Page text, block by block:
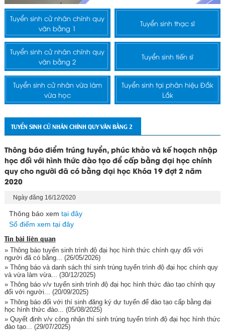
Tuyển sinh cử nhân chính quy
văn bằng 1
Tuyển sinh thạc sĩ
Tuyển sinh cử nhân chính quy
văn bằng 2
Tuyển sinh tiến sĩ
Tuyển sinh cử nhân vừa làm
vừa học
Tuyển sinh tại phân hiệu Đắk
Lắk
TUYỂN SINH CỬ NHÂN CHÍNH QUY VĂN BẰNG 2
Thông báo điểm trúng tuyển, phúc khảo và kế hoạch nhập
học đối với hình thức đào tạo để cấp bằng đại học chính
quy cho người đã có bằng đại học Khóa 19 đợt 2 năm
2020
Ngày đăng 16/12/2020
Thông báo xem tại đây
Sổ điểm xem tại đây
Tin bài liên quan
» Thông báo tuyển sinh trình độ đại học hình thức chính quy đối với
người đã có bằng...
(26/05/2026)
» Thông báo và danh sách thí sinh trúng tuyển trình độ đại học chính quy
và vừa làm vừa... (30/12/2025)
» Thông báo v/v tuyển sinh trình độ đại học hình thức đào tạo chính quy
đối với người... (20/09/2025)
» Thông báo đối với thí sinh đăng ký dự tuyển để đào tạo cấp bằng đại
học hình thức đào...
(05/08/2025)
» Quyết định v/v công nhận thí sinh trúng tuyển trình độ đại học hình thức
đào tạo... (29/07/2025)